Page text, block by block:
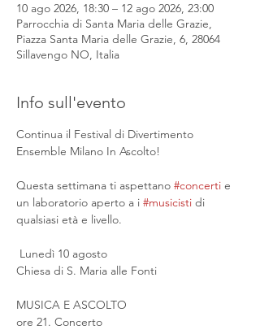
10 ago 2026, 18:30 – 12 ago 2026, 23:00
Parrocchia di Santa Maria delle Grazie,
Piazza Santa Maria delle Grazie, 6, 28064
Sillavengo NO, Italia
Info sull'evento
Continua il Festival di Divertimento
Ensemble Milano In Ascolto!
Questa settimana ti aspettano #concerti e
un laboratorio aperto a i #musicisti di
qualsiasi età e livello.
Lunedì 10 agosto
Chiesa di S. Maria alle Fonti
MUSICA E ASCOLTO
ore 21. Concerto